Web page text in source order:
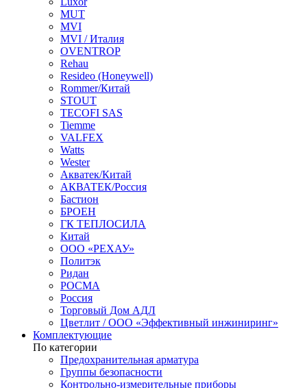
MUT
MVI
MVI / Италия
OVENTROP
Rehau
Resideo (Honeywell)
Rommer/Китай
STOUT
TECOFI SAS
Tiemme
VALFEX
Watts
Wester
Акватек/Китай
АКВАТЕК/Россия
Бастион
БРОЕН
ГК ТЕПЛОСИЛА
Китай
ООО «РЕХАУ»
Политэк
Ридан
РОСМА
Россия
Торговый Дом АДЛ
Цветлит / ООО «Эффективный инжиниринг»
Комплектующие
По категории
Предохранительная арматура
Группы безопасности
Контрольно-измерительные приборы